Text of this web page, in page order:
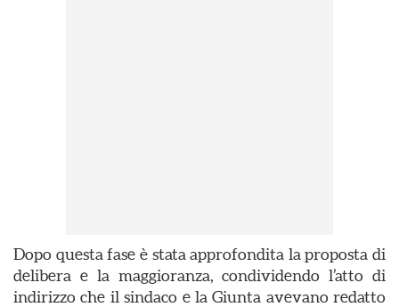
Dopo questa fase è stata approfondita la proposta di
delibera e la maggioranza, condividendo l’atto di
indirizzo che il sindaco e la Giunta avevano redatto